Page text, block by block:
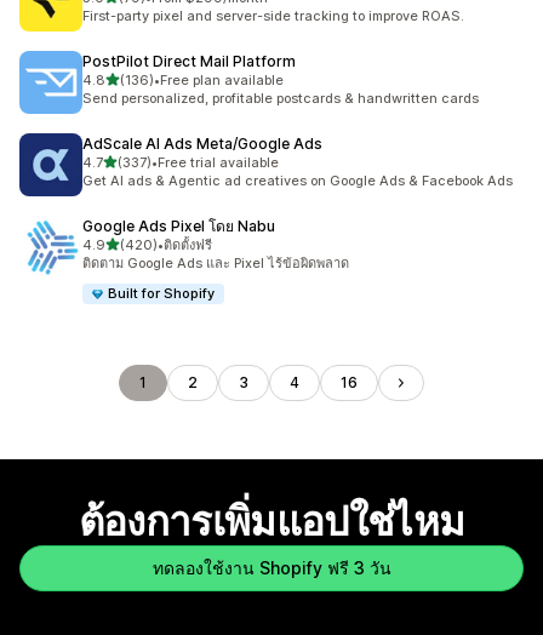
ทั้งหมด 79 รีวิว
First-party pixel and server-side tracking to improve ROAS.
PostPilot Direct Mail Platform
4.8เต็ม 5 ดาว
(136)
ทั้งหมด 136 รีวิว
•Free plan available
Send personalized, profitable postcards & handwritten cards
AdScale AI Ads Meta/Google Ads
4.7เต็ม 5 ดาว
(337)
ทั้งหมด 337 รีวิว
•Free trial available
Get AI ads & Agentic ad creatives on Google Ads & Facebook Ads
Google Ads Pixel โดย Nabu
4.9เต็ม 5 ดาว
(420)
ทั้งหมด 420 รีวิว
•ติดตั้งฟรี
ติดตาม Google Ads และ Pixel ไร้ข้อผิดพลาด
Built for Shopify
1 2 3 4 16
ต้องการเพิ่มแอปใช่ไหม
ทดลองใช้งาน Shopify ฟรี 3 วัน